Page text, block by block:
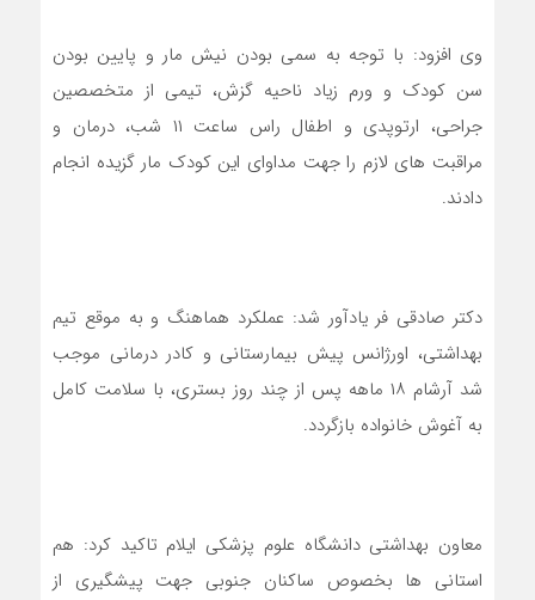
وی افزود: با توجه به سمی بودن نیش مار و پایین بودن
سن کودک و ورم زیاد ناحیه گزش، تیمی از متخصصین
جراحی، ارتوپدی و اطفال راس ساعت ۱۱ شب، درمان و
مراقبت های لازم را جهت مداوای این کودک مار گزیده انجام
دادند.
دکتر صادقی فر یادآور شد: عملکرد هماهنگ و به موقع تیم
بهداشتی، اورژانس پیش بیمارستانی و کادر درمانی موجب
شد آرشام ۱۸ ماهه پس از چند روز بستری، با سلامت ‌کامل
به آغوش خانواده بازگردد.
معاون بهداشتی دانشگاه علوم پزشکی ایلام تاکید کرد: هم
استانی ها بخصوص ساکنان جنوبی جهت پیشگیری از